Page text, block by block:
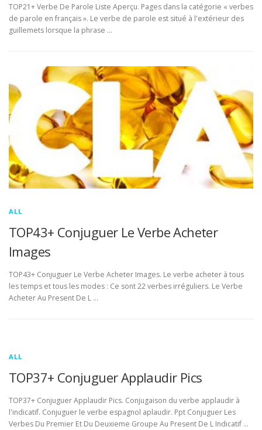
TOP21+ Verbe De Parole Liste Aperçu. Pages dans la catégorie « verbes
de parole en français ». Le verbe de parole est situé à l'extérieur des
guillemets lorsque la phrase …
ALL
TOP43+ Conjuguer Le Verbe Acheter
Images
TOP43+ Conjuguer Le Verbe Acheter Images. Le verbe acheter à tous
les temps et tous les modes : Ce sont 22 verbes irréguliers. Le Verbe
Acheter Au Present De L …
ALL
TOP37+ Conjuguer Applaudir Pics
TOP37+ Conjuguer Applaudir Pics. Conjugaison du verbe applaudir à
l'indicatif. Conjuguer le verbe espagnol aplaudir. Ppt Conjuguer Les
Verbes Du Premier Et Du Deuxieme Groupe Au Present De L Indicatif …